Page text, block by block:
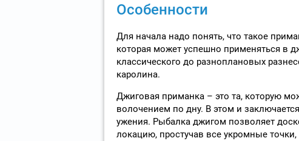
Особенности
Для начала надо понять, что такое
которая может успешно применяться в
классического до разноплановых
каролина.
Джиговая приманка – это та, которую
волочением по дну. В этом и
ужения. Рыбалка джигом позволяет
локацию, простучав все укромные